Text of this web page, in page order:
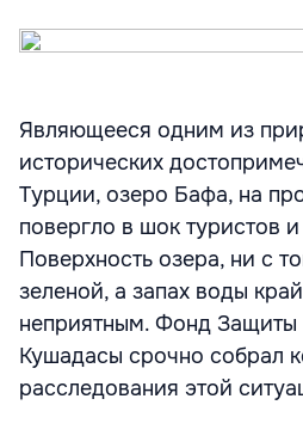
Являющееся одним из
исторических
Турции, озеро Бафа, на
повергло в шок туристов
Поверхность озера, ни с
зеленой, а запах воды
неприятным. Фонд Защиты
Кушадасы срочно собрал
расследования этой